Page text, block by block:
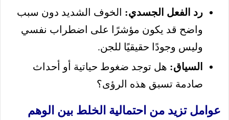
رد الفعل الجسدي: الخوف الشديد دون سبب
واضح قد يكون مؤشرًا على اضطراب نفسي
وليس وجودًا حقيقيًا للجن.
السياق: هل توجد ضغوط حياتية أو أحداث
صادمة تسبق هذه الرؤى؟
عوامل تزيد من احتمالية الخلط بين الوهم